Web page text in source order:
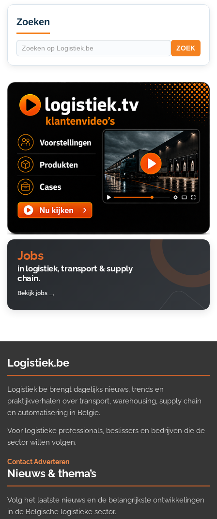
Secondary
Sidebar
Zoeken
ZOEK
Jobs
in logistiek, transport & supply
chain.
Bekijk jobs
Logistiek.be
Logistiek.be brengt dagelijks nieuws, trends en
praktijkverhalen over transport, warehousing, supply chain
en automatisering in België.
Voor logistieke professionals, beslissers en bedrijven die de
sector willen volgen.
Contact·Adverteren
Nieuws & thema’s
Volg het laatste nieuws en de belangrijkste ontwikkelingen
in de Belgische logistieke sector.